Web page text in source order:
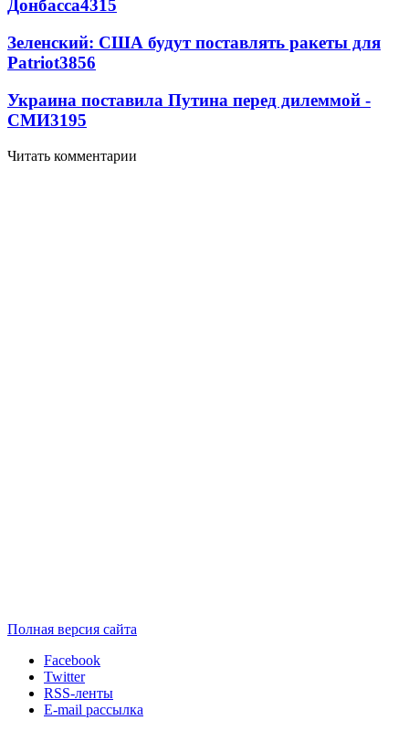
Донбасса4315
Зеленский: США будут поставлять ракеты для
Patriot3856
Украина поставила Путина перед дилеммой -
СМИ3195
Читать комментарии
Полная версия сайта
Facebook
Twitter
RSS-ленты
E-mail рассылка